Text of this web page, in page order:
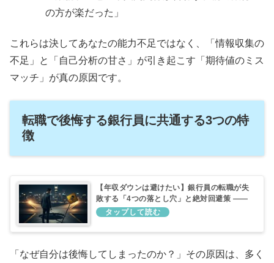
の方が楽だった」
これらは決してあなたの能力不足ではなく、「情報収集の
不足」と「自己分析の甘さ」が引き起こす「期待値のミス
マッチ」が真の原因です。
転職で後悔する銀行員に共通する3つの特
徴
【年収ダウンは避けたい】銀行員の転職が失
敗する「4つの落とし穴」と絶対回避策 ――
地銀出身者がハマりがちな罠と、成功する人
「なぜ自分は後悔してしまったのか？」その原因は、多く